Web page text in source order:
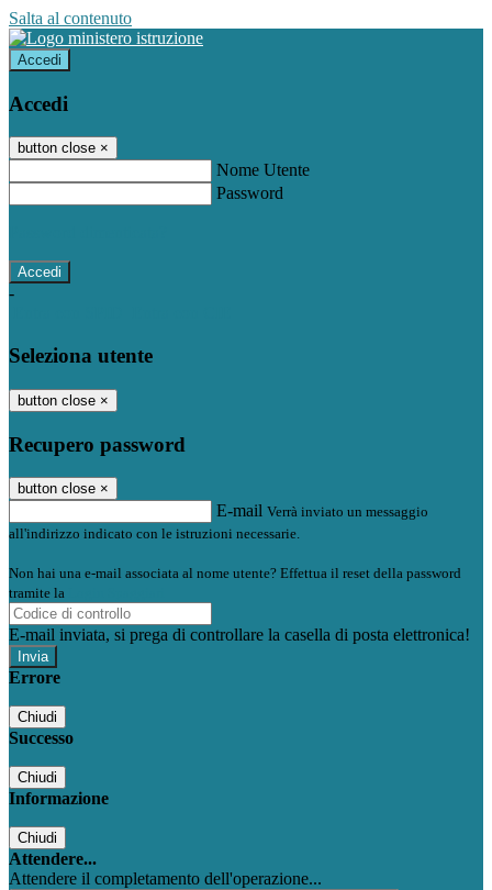
Salta al contenuto
Accedi
Accedi
button close ×
Nome Utente
Password
-
Seleziona utente
button close ×
Recupero password
button close ×
E-mail Verrà inviato un messaggio
all'indirizzo indicato con le istruzioni necessarie.
Non hai una e-mail associata al nome utente? Effettua il reset della password
tramite la
E-mail inviata, si prega di controllare la casella di posta elettronica!
Errore
Chiudi
Successo
Chiudi
Informazione
Chiudi
Attendere...
Attendere il completamento dell'operazione...